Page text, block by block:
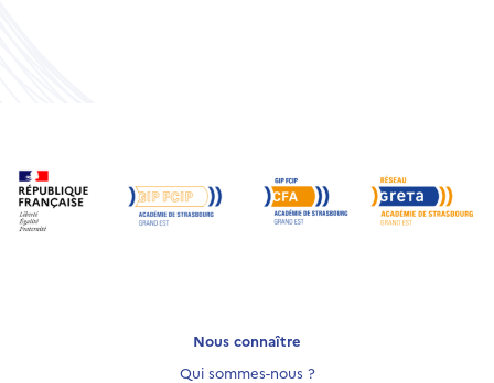
Nous connaître
Qui sommes-nous ?